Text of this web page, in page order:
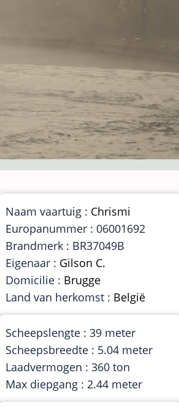
Naam vaartuig : Chrismi
Europanummer : 06001692
Brandmerk : BR37049B
Eigenaar : Gilson C.
Domicilie : Brugge
Land van herkomst : België
Scheepslengte : 39 meter
Scheepsbreedte : 5.04 meter
Laadvermogen : 360 ton
Max diepgang : 2.44 meter